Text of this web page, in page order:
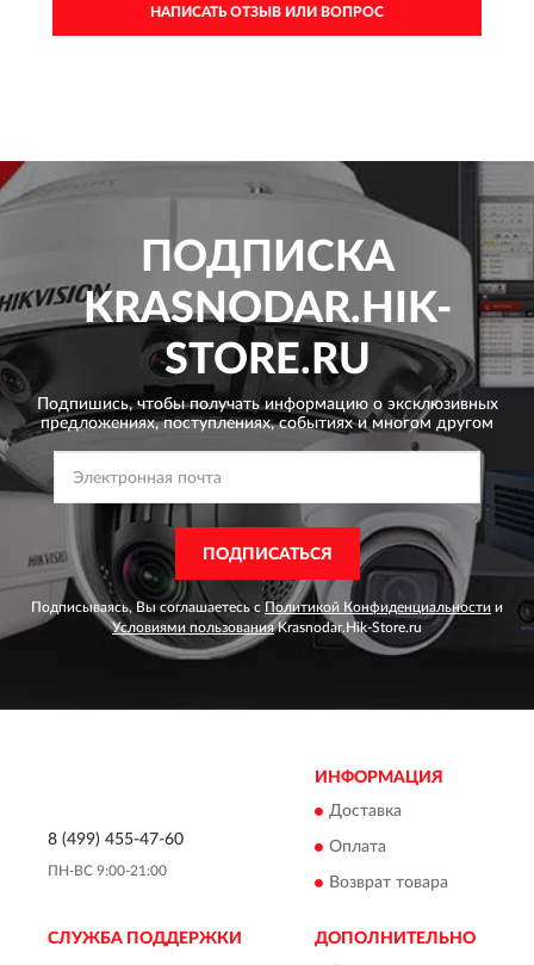
НАПИСАТЬ ОТЗЫВ ИЛИ ВОПРОС
ПОДПИСКА
KRASNODAR.HIK-
STORE.RU
Подпишись, чтобы получать информацию о эксклюзивных
предложениях,поступлениях, событиях и многом другом
ПОДПИСАТЬСЯ
Подписываясь, Вы соглашаетесь с Политикой Конфиденциальности и
Условиями пользованияKrasnodar.Hik-Store.ru
8 (499) 455-47-60
ПН-ВС 9:00-21:00
ИНФОРМАЦИЯ
Доставка
Оплата
Возврат товара
СЛУЖБА ПОДДЕРЖКИ ДОПОЛНИТЕЛЬНО